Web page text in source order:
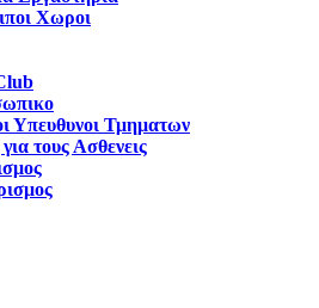
Χωροι
Υπευθυνοι Τμηματων
τους Ασθενεις